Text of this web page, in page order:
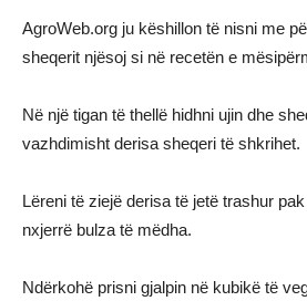
AgroWeb.org ju këshillon të nisni me
sheqerit njësoj si në recetën e
Në një tigan të thellë hidhni ujin dhe
vazhdimisht derisa sheqeri të shkrihet.
Lëreni të ziejë derisa të jetë trashur
nxjerrë bulza të mëdha.
Ndërkohë prisni gjalpin në kubikë të